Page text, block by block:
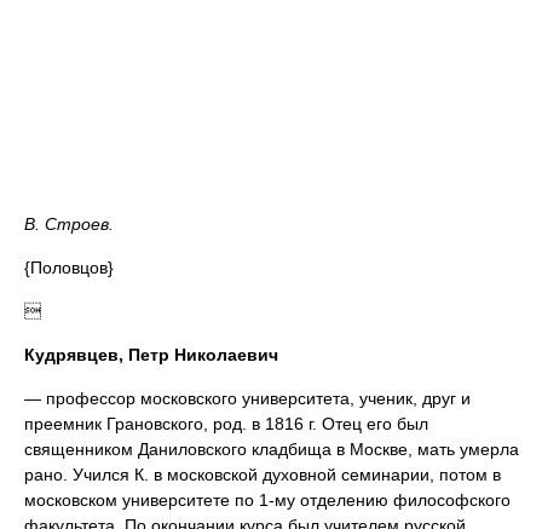
В. Строев.
{Половцов}

Кудрявцев, Петр Николаевич
— профессор московского университета, ученик, друг и
преемник Грановского, род. в 1816 г. Отец его был
священником Даниловского кладбища в Москве, мать умерла
рано. Учился К. в московской духовной семинарии, потом в
московском университете по 1-му отделению философского
факультета. По окончании курса был учителем русской